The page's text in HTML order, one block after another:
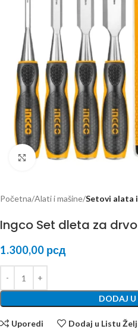
Kliknite za uvećanje
Početna Alati i mašine Setovi alata
Ingco Set dleta za drvo
1.300,00 рсд
DODAJ U
Uporedi Dodaj u Listu